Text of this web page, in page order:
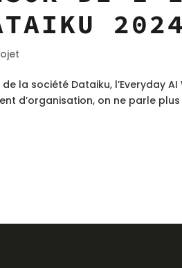
2024
la société Dataiku, l’Everyday
d’organisation, on ne parle